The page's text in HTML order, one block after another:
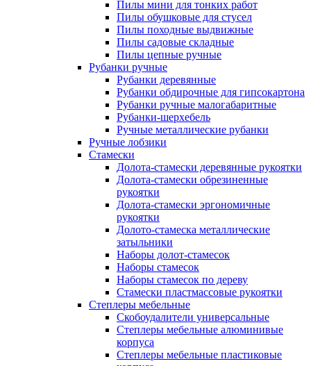
Пилы мини для тонких работ
Пилы обушковые для стусел
Пилы походные выдвижные
Пилы садовые складные
Пилы цепные ручные
Рубанки ручные
Рубанки деревянные
Рубанки обдирочные для гипсокартона
Рубанки ручные малогабаритные
Рубанки-шерхебель
Ручные металлические рубанки
Ручные лобзики
Стамески
Долота-стамески деревянные рукоятки
Долота-стамески обрезиненные
рукоятки
Долота-стамески эргономичные
рукоятки
Долото-стамеска металлические
затыльники
Наборы долот-стамесок
Наборы стамесок
Наборы стамесок по дереву
Стамески пластмассовые рукоятки
Степлеры мебельные
Скобоудалители универсальные
Степлеры мебельные алюминивые
корпуса
Степлеры мебельные пластиковые